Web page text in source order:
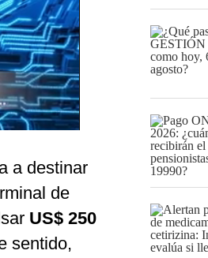
a destinar
de
US$ 250
sentido,